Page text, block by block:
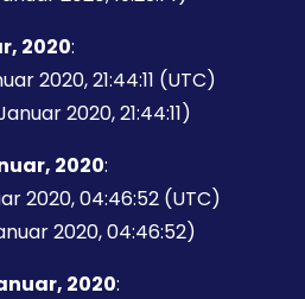
2020:
2020, 21:44:11 (UTC)
2020, 21:44:11)
2020:
2020, 04:46:52 (UTC)
2020, 04:46:52)
2020: